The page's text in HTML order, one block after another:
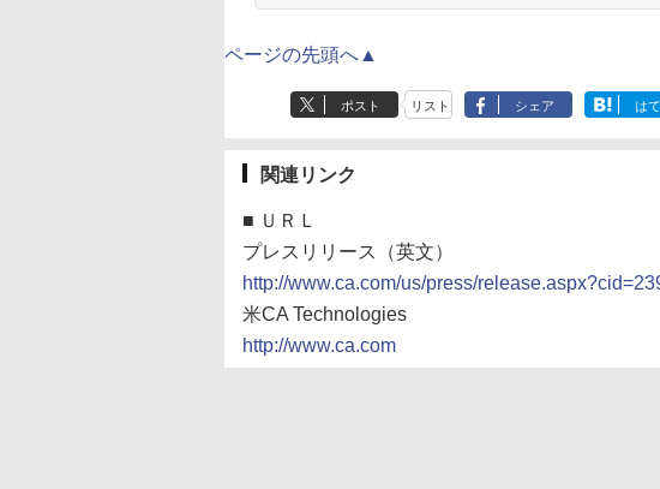
ページの先頭へ▲
ポスト リスト シェア は
関連リンク
■ ＵＲＬ
プレスリリース（英文）
http://www.ca.com/us/press/
米CA Technologies
http://www.ca.com